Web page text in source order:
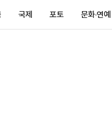
국제 포토 문화·연예